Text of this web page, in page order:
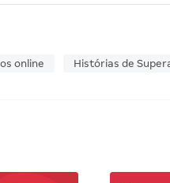
online
Histórias de